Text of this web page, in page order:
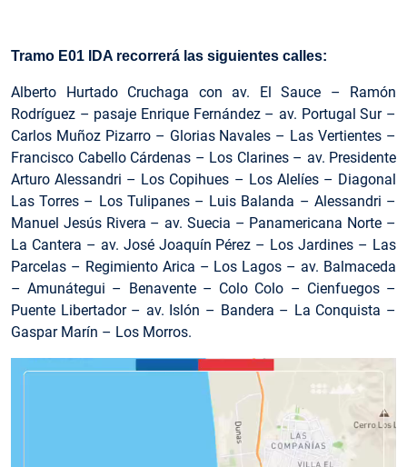
Tramo E01 IDA recorrerá las siguientes calles:
Alberto Hurtado Cruchaga con av. El Sauce – Ramón
Rodríguez – pasaje Enrique Fernández – av. Portugal Sur –
Carlos Muñoz Pizarro – Glorias Navales – Las Vertientes –
Francisco Cabello Cárdenas – Los Clarines – av. Presidente
Arturo Alessandri – Los Copihues – Los Alelíes – Diagonal
Las Torres – Los Tulipanes – Luis Balanda – Alessandri –
Manuel Jesús Rivera – av. Suecia – Panamericana Norte –
La Cantera – av. José Joaquín Pérez – Los Jardines – Las
Parcelas – Regimiento Arica – Los Lagos – av. Balmaceda
– Amunátegui – Benavente – Colo Colo – Cienfuegos –
Puente Libertador – av. Islón – Bandera – La Conquista –
Gaspar Marín – Los Morros.
Reproductor